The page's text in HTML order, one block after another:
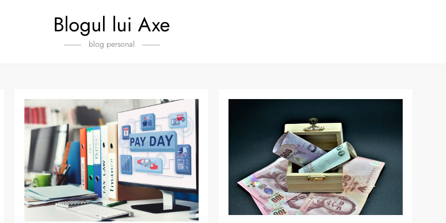
Blogul lui Axe
blog personal